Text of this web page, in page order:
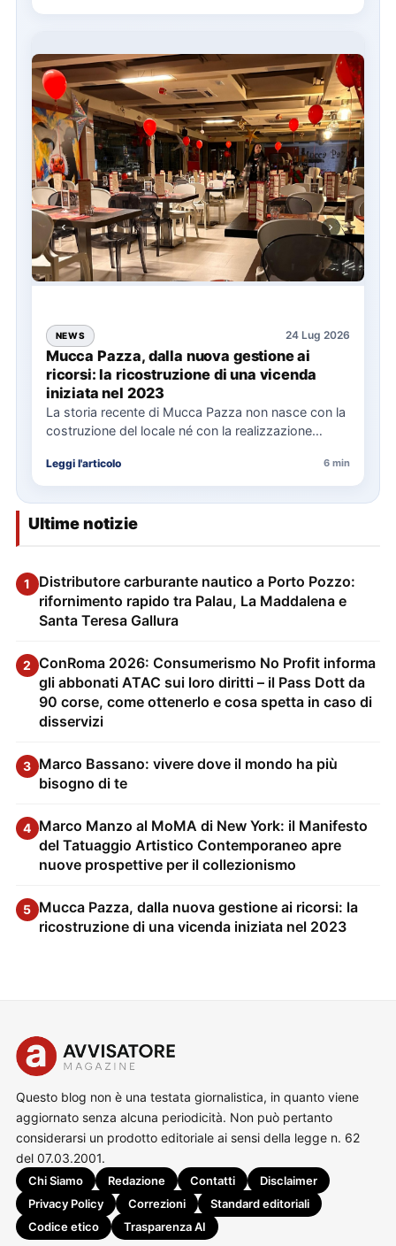
NEWS 24 Lug 2026
Mucca Pazza, dalla nuova gestione ai
ricorsi: la ricostruzione di una vicenda
iniziata nel 2023
La storia recente di Mucca Pazza non nasce con la
costruzione del locale né con la realizzazione
Leggi l'articolo 6 min
Ultime notizie
1
Distributore carburante nautico a Porto Pozzo:
rifornimento rapido tra Palau, La Maddalena e
Santa Teresa Gallura
2 ConRoma 2026: Consumerismo No Profit informa
gli abbonati ATAC sui loro diritti – il Pass Dott da
90 corse, come ottenerlo e cosa spetta in caso di
disservizi
3 Marco Bassano: vivere dove il mondo ha più
bisogno di te
4 Marco Manzo al MoMA di New York: il Manifesto
del Tatuaggio Artistico Contemporaneo apre
nuove prospettive per il collezionismo
5 Mucca Pazza, dalla nuova gestione ai ricorsi: la
ricostruzione di una vicenda iniziata nel 2023
Questo blog non è una testata giornalistica, in quanto viene
aggiornato senza alcuna periodicità. Non può pertanto
considerarsi un prodotto editoriale ai sensi della legge n. 62
del 07.03.2001.
Chi Siamo Redazione Contatti
Disclaimer
Privacy Policy
Correzioni
Standard editoriali
Codice etico
Trasparenza AI